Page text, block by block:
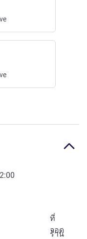
ที่
จอด
ร้าน